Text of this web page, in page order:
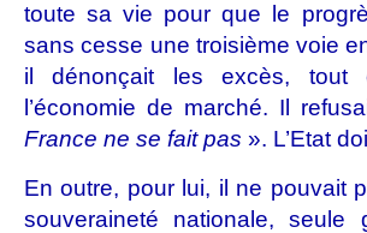
toute sa vie pour que le
sans cesse une troisième voie
il dénonçait les excès, tout
l’économie de marché. Il
France ne se fait pas ». L’Etat
En outre, pour lui, il ne pouvait
souveraineté nationale,